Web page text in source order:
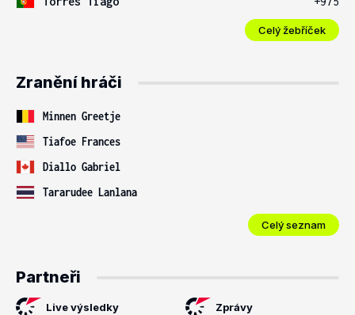
Celý žebříček
Zranění hráči
Minnen Greetje
Tiafoe Frances
Diallo Gabriel
Tararudee Lanlana
Celý seznam
Partneři
Live výsledky Zprávy